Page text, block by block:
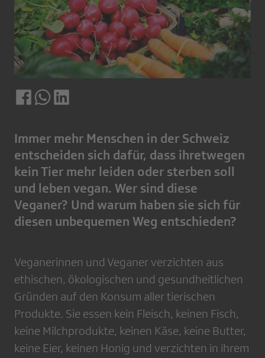
Immer mehr Menschen in der Schweiz
entscheiden sich dafür, dass ihretwegen
kein Tier mehr leiden oder sterben soll
und leben vegan. Wer sind diese
Veganer? Und warum haben sie sich für
diesen unbequemen Weg entschieden?
Veganerinnen und Veganer verzichten aus
ethischen, ökologischen und gesundheitlichen
Gründen auf den Konsum aller tierischen
Produkte. Sie essen kein Fleisch, keinen Fisch,
keine Milchprodukte, keinen Käse, keine Butter,
keine Eier, keinen Honig und verzichten in ihrem